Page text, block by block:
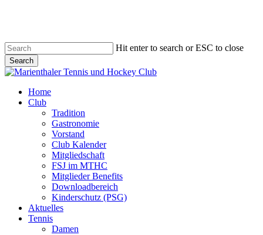
content
Hit enter to search or ESC to close
Search
Close
search
account
Menu
Home
Club
Tradition
Gastronomie
Vorstand
Club Kalender
Mitgliedschaft
FSJ im MTHC
Mitglieder Benefits
Downloadbereich
Kinderschutz (PSG)
Aktuelles
Tennis
Damen